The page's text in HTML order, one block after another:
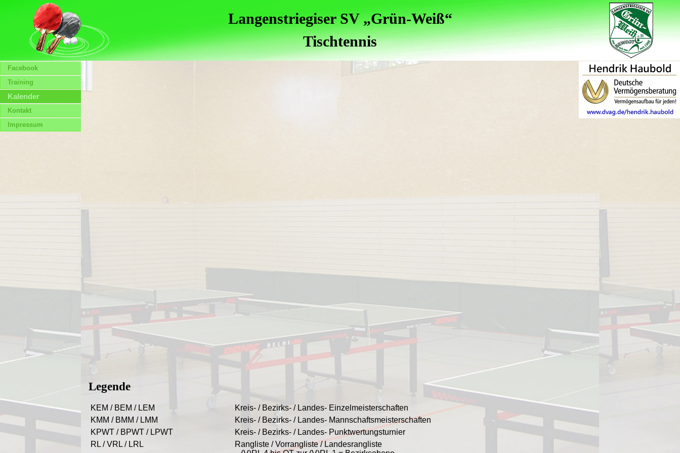
Langenstriegiser SV „Grün-Weiß“
Tischtennis
Facebook
Training
Kalender
Kontakt
Impressum
Legende
KEM / BEM / LEM
Kreis- / Bezirks- / Landes- Einzelmeisterschaften
KMM / BMM / LMM
Kreis- / Bezirks- / Landes- Mannschaftsmeisterschaften
KPWT / BPWT / LPWT
Kreis- / Bezirks- / Landes- Punktwertungsturnier
RL / VRL / LRL
Rangliste / Vorrangliste / Landesrangliste